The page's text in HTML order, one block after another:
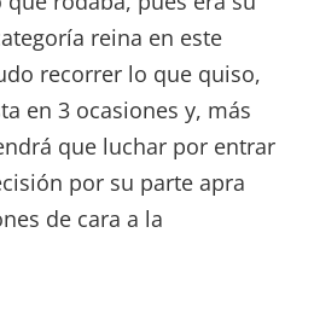
reina en este
recorrer lo que quiso,
en 3 ocasiones y, más
que luchar por entrar
por su parte apra
de cara a la